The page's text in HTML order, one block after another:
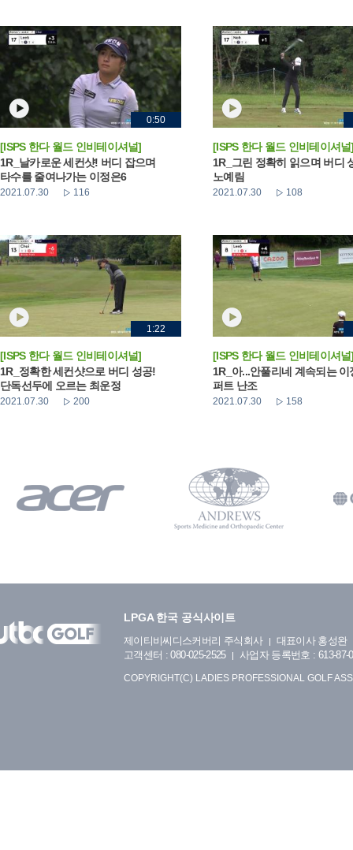
0:50
[ISPS 한다 월드 인비테이셔널]
1R_날카로운 세컨샷! 버디 잡으며
타수를 줄여나가는 이정은6
2021.07.30 116
[ISPS 한다 월드 인비테이셔
1R_그린 정확히 읽으며 버디
노예림
2021.07.30 108
1:22
[ISPS 한다 월드 인비테이셔널]
1R_정확한 세컨샷으로 버디 성공!
단독선두에 오르는 최운정
2021.07.30 200
[ISPS 한다 월드 인비테이셔
1R_아...안풀리네 계속되는 이
퍼트 난조
2021.07.30 158
LPGA 한국 공식사이트
제이티비씨디스커버리 주식회사
대표이사 홍성완
고객센터 : 080-025-2525
사업자 등록번호 : 613-87-
COPYRIGHT(C) LADIES PROFESSIONAL GOLF